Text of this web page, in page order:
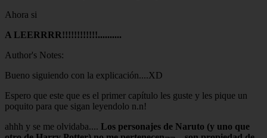
Ahora si
A LEERRRR!!!!!!!!!!!!..........
Author's Notes:
Bueno siguiendo con la explicación....XD
Espero que este que es el primer capítulo les guste y les pique un
poquito para que sigan leyendolo n.n!
ahhh y se me olvidaba.... Los personajes de Naruto (y uno que